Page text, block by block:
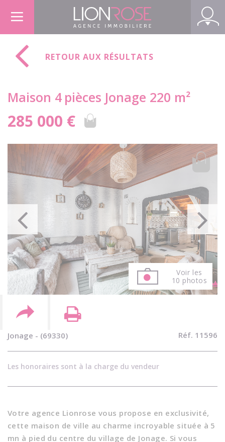
RETOUR AUX RÉSULTATS
Jonage - (69330) Réf. 11596
Les honoraires sont à la charge du vendeur
Votre agence Lionrose vous propose en exclusivité,
cette maison de ville au charme incroyable située à 5
mn à pied du centre du village de Jonage. Si vous
Maison 4 pièces Jonage 220 m²
285 000 €
Voir les
10 photos
Panneau de gestion des cookies